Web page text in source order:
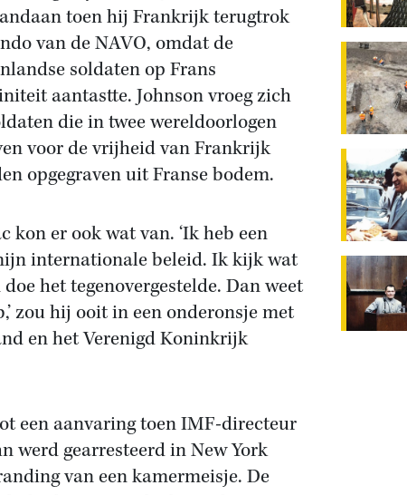
toen hij Frankrijk terugtrok
van de NAVO, omdat de
soldaten op Frans
aantastte. Johnson vroeg zich
die in twee wereldoorlogen
voor de vrijheid van Frankrijk
opgegraven uit Franse bodem.
kon er ook wat van. ‘Ik heb een
internationale beleid. Ik kijk wat
het tegenovergestelde. Dan weet
zou hij ooit in een onderonsje met
en het Verenigd Koninkrijk
een aanvaring toen IMF-directeur
werd gearresteerd in New York
van een kamermeisje. De